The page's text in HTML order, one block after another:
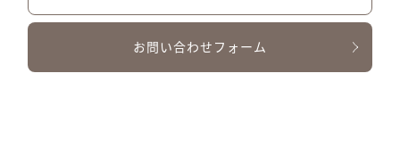
お問い合わせフォーム